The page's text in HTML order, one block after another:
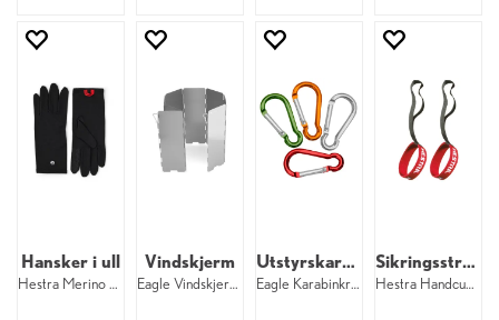
Hansker i ull
Hestra Merino Wool Liner Long 5F 100
Vindskjerm
Eagle Vindskjerm Grey
Utstyrskarabiner (4 pk.)
Eagle Karabinkroker 4 pk.
Sikringsstropper til barn
Hestra Handcuff 17 mm Jr 3–7